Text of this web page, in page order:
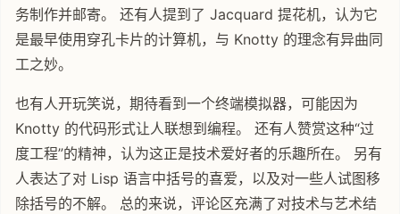
务制作并邮寄。 还有人提到了 Jacquard 提花机，认为它
是最早使用穿孔卡片的计算机，与 Knotty 的理念有异曲同
工之妙。
也有人开玩笑说，期待看到一个终端模拟器，可能因为
Knotty 的代码形式让人联想到编程。 还有人赞赏这种“过
度工程”的精神，认为这正是技术爱好者的乐趣所在。 另有
人表达了对 Lisp 语言中括号的喜爱，以及对一些人试图移
除括号的不解。 总的来说，评论区充满了对技术与艺术结